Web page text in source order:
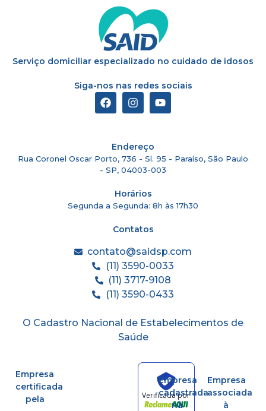
Serviço domiciliar especializado no cuidado de idosos
Siga-nos nas redes sociais
Endereço
Rua Coronel Oscar Porto, 736 - Sl. 95 - Paraíso, São Paulo
- SP, 04003-003
Horários
Segunda a Segunda: 8h às 17h30
Contatos
contato@saidsp.com
(11) 3590-0033
(11) 3717-9108
(11) 3590-0433
O Cadastro Nacional de Estabelecimentos de
Saúde
Empresa
certificada
pela
Verificada por
Empresa
cadastrada
na
Empresa
associada
à